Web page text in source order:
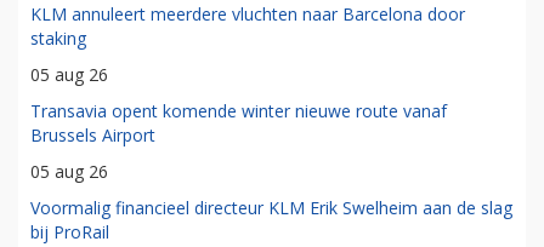
KLM annuleert meerdere vluchten naar Barcelona door
staking
05 aug 26
Transavia opent komende winter nieuwe route vanaf
Brussels Airport
05 aug 26
Voormalig financieel directeur KLM Erik Swelheim aan de slag
bij ProRail